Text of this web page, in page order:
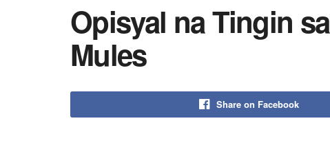
Opisyal na Tingin
Mules
Share on Facebook